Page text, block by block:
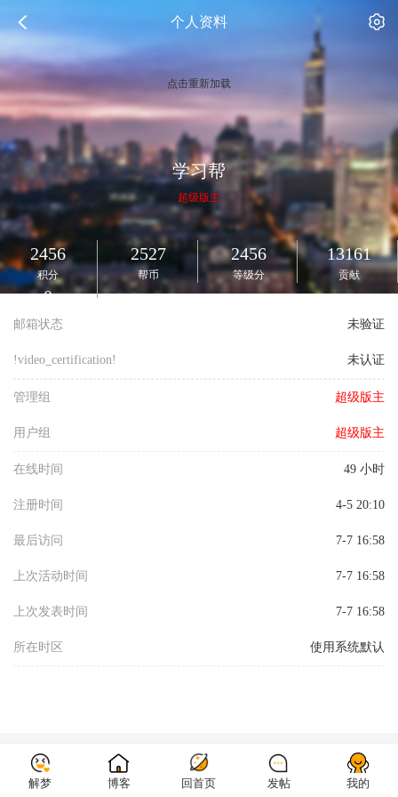
个人资料
点击重新加载
学习帮
超级版主
2456
积分
2527
帮币
2456
等级分
13161
贡献
0
测试币
邮箱状态 未验证
!video_certification! 未认证
管理组 超级版主
用户组 超级版主
在线时间 49 小时
注册时间 4-5 20:10
最后访问 7-7 16:58
上次活动时间 7-7 16:58
上次发表时间 7-7 16:58
所在时区 使用系统默认
解梦 博客 回首页 发帖 我的
解梦 博客 回首页 发帖 我的